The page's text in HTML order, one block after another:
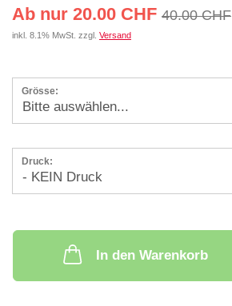
Ab nur 20.00 CHF 40.00 CHF
inkl. 8.1% MwSt. zzgl. Versand
Grösse:
Druck:
In den Warenkorb